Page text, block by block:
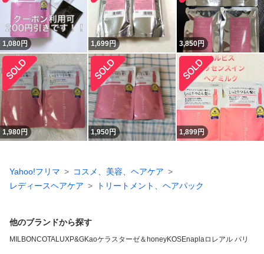
1,080円 1,699円 3,850円
1,980円 1,950円 1,899円
Yahoo!フリマ
コスメ、美容、ヘアケア
レディースヘアケア
トリートメント、ヘアパック
他のブランドから探す
MILBONCOTALUXP&GKaoケラスターゼ＆honeyKOSEnaplaロレアル パリ